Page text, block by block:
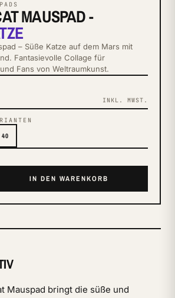
MAUSPAD -
– Süße Katze auf dem Mars mit
Fantasievolle Collage für
Fans von Weltraumkunst.
INKL. MWST.
IN DEN WARENKORB
Mauspad bringt die süße und